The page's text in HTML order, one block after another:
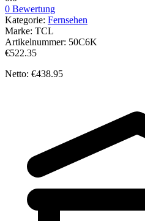
0 Bewertung
Kategorie: Fernsehen
Marke: TCL
Artikelnummer: 50C6K
€522.35
Netto: €438.95